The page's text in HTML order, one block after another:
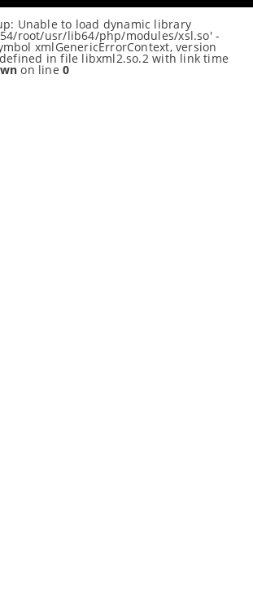
Unable to load dynamic library
root/usr/lib64/php/modules/xsl.so' -
xmlGenericErrorContext, version
defined in file libxml2.so.2 with link time
on line0